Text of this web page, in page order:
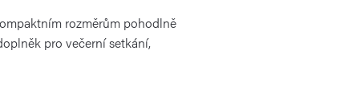
rozměrům pohodlně
pro večerní setkání,